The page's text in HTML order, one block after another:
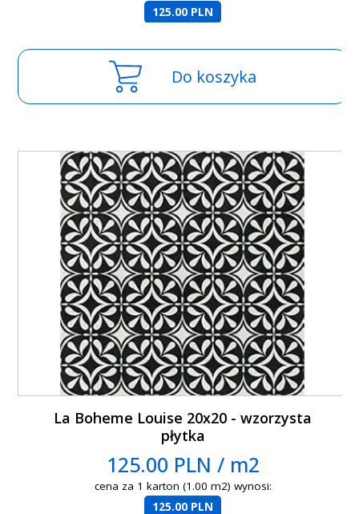
125.00 PLN
Do koszyka
La Boheme Louise 20x20 - wzorzysta
płytka
125.00 PLN / m2
cena za 1 karton (1.00 m2) wynosi:
125.00 PLN